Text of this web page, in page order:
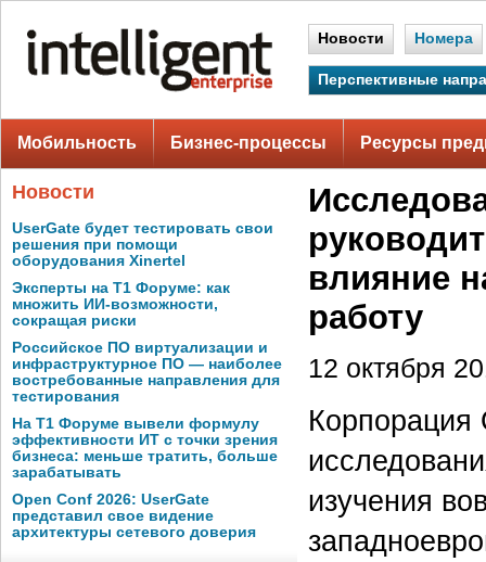
Новости Номера
Перспективные
Мобильность Бизнес-процессы Ресурсы
Новости
UserGate будет тестировать свои
решения при помощи
оборудования Xinertel
Эксперты на Т1 Форуме: как
множить ИИ-возможности,
сокращая риски
Российское ПО виртуализации и
инфраструктурное ПО — наиболее
востребованные направления для
тестирования
На Т1 Форуме вывели формулу
эффективности ИТ с точки зрения
бизнеса: меньше тратить, больше
зарабатывать
Open Conf 2026: UserGate
представил свое видение
архитектуры сетевого доверия
влияние
работу
12 октября
Корпорация
изучения